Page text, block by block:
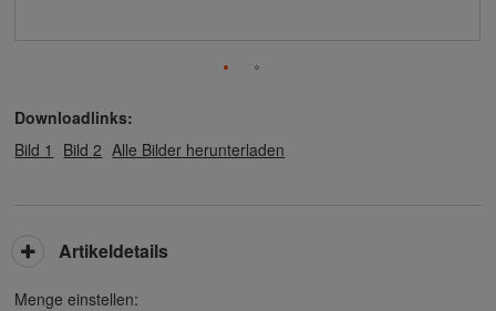
Downloadlinks:
Bild 1
Bild 2 Alle Bilder herunterladen
Menge einstellen:
Artikeldetails